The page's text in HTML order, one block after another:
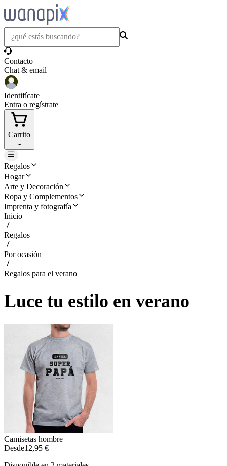
Contacto
Chat & email
Identifícate
Entra o regístrate
Carrito
-
Regalos
Hogar
Arte y Decoración
Ropa y Complementos
Imprenta y fotografía
Inicio
Regalos
Por ocasión
Regalos para el verano
Luce tu estilo en verano
Camisetas hombre
Desde12,95 €